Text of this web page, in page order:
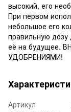
высокий, его
При первом
небольшое его
правильную дозу
её на будущее.
УДОБРЕНИЯМИ!
Артикул